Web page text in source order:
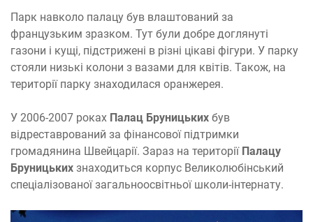
Парк навколо палацу був влаштований за
французьким зразком. Тут були добре доглянуті
газони і кущі, підстрижені в різні цікаві фігури. У парку
стояли низькі колони з вазами для квітів. Також, на
території парку знаходилася оранжерея.
У 2006-2007 роках Палац Бруницьких був
відреставрований за фінансової підтримки
громадянина Швейцарії. Зараз на території Палацу
Бруницьких знаходиться корпус Великолюбінський
спеціалізованої загальноосвітньої школи-інтернату.